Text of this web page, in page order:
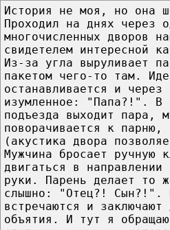
История не моя, но она
Проходил на днях через
многочисленных дворов
свидетелем интересной
Из-за угла выруливает
пакетом чего-то там.
останавливается и через
изумленное: "Папа?!". В
подъезда выходит пара,
поворачивается к
(акустика двора
Мужчина бросает ручную
двигаться в направлении
руки. Парень делает то
слышно: "Отец?! Сын?!".
встречаются и
объятия. И тут я